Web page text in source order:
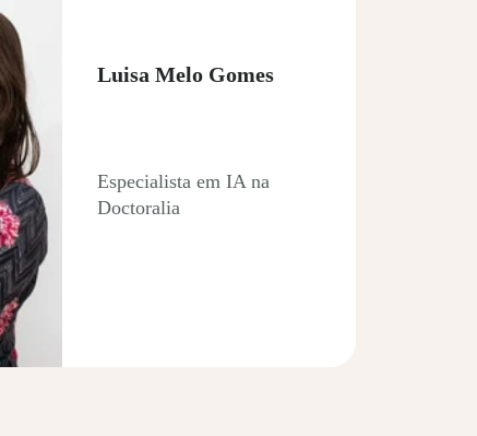
Luisa Melo Gomes
Especialista em IA na
Doctoralia